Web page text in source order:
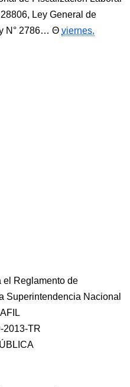
Ley General de
N° 2786…
viernes,
el Reglamento de
Superintendencia Nacional
2013-TR